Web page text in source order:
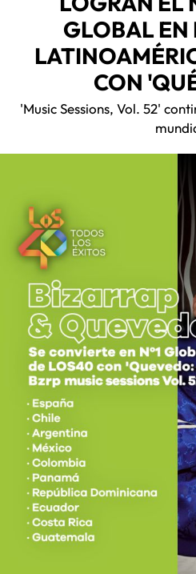
GLOBAL
CON
'Music Sessions, Vol. 52'